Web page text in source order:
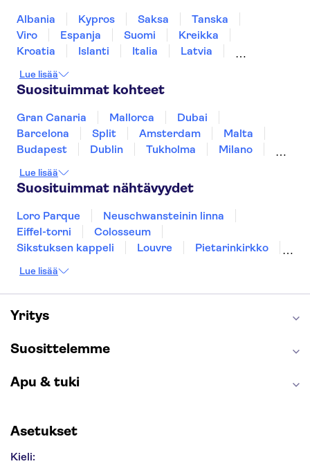
Albania Kypros Saksa
Tanska
Viro
Espanja Suomi
Kreikka
Kroatia
Islanti Italia
Latvia
Portugali
Ruotsi Singapore
Turkki
Lue lisää
Suosituimmat kohteet
Gran Canaria Mallorca
Dubai
Barcelona
Split Amsterdam
Malta
Budapest
Dublin Tukholma
Milano
Los Angeles
Rovaniemi
Tallinna
Ljubljana
Riika
Lue lisää
Suosituimmat nähtävyydet
Loro Parque
Neuschwansteinin linna
Eiffel-torni
Colosseum
Sikstuksen kappeli
Louvre
Pietarinkirkko
Moulin Rouge
London Eye
Montmartre
Wieliczkan suolakaivos
Caminito del Rey
Golden Circle
Lue lisää
Yritys
Suosittelemme
Apu & tuki
Asetukset
Kieli: